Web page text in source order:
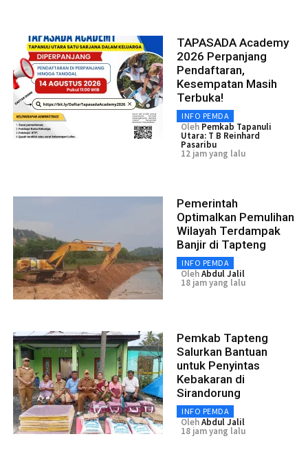
TAPASADA Academy
2026 Perpanjang
Pendaftaran,
Kesempatan Masih
Terbuka!
INFO PEMDA
Oleh Pemkab Tapanuli
Utara: T B Reinhard
Pasaribu
12 jam yang lalu
Pemerintah
Optimalkan Pemulihan
Wilayah Terdampak
Banjir di Tapteng
INFO PEMDA
OlehAbdul Jalil
18 jam yang lalu
Pemkab Tapteng
Salurkan Bantuan
untuk Penyintas
Kebakaran di
Sirandorung
INFO PEMDA
OlehAbdul Jalil
18 jam yang lalu